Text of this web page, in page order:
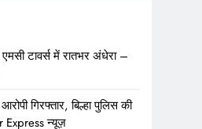
एमसी टावर्स में रातभर अंधेरा –
गिरफ्तार, बिल्हा पुलिस की
Express न्यूज़